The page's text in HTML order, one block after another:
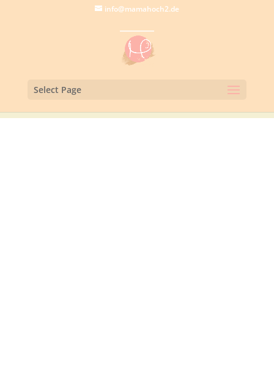
info@mamahoch2.de
Select Page